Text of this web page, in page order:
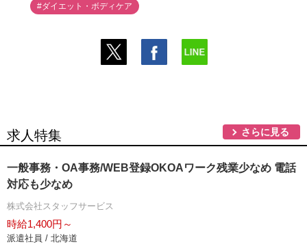
#ダイエット・ボディケア
求人特集 さらに見る
一般事務・OA事務/WEB登録OKOAワーク残業少なめ 電話
対応も少なめ
株式会社スタッフサービス
時給1,400円～
派遣社員 / 北海道